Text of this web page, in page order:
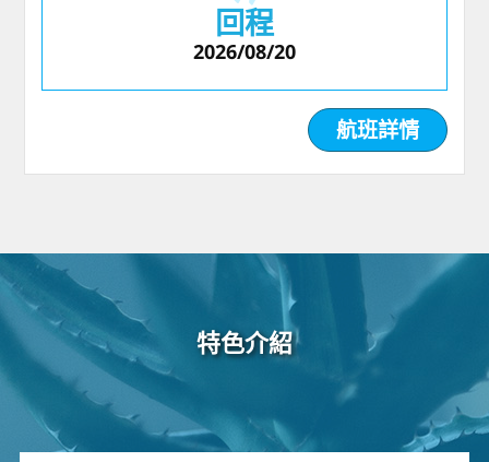
回程
2026/08/20
航班詳情
特色介紹